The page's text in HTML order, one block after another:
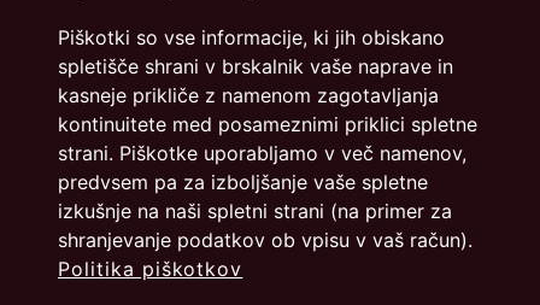
Piškotki so vse informacije, ki jih obiskano
spletišče shrani v brskalnik vaše naprave in
kasneje prikliče z namenom zagotavljanja
kontinuitete med posameznimi priklici spletne
strani. Piškotke uporabljamo v več namenov,
predvsem pa za izboljšanje vaše spletne
izkušnje na naši spletni strani (na primer za
shranjevanje podatkov ob vpisu v vaš račun).
Politika piškotkov
Politika zasebnosti Piškotki
info@dmslo.si
Društvo za marketing Slovenije - DMS | Dimičeva ulica 13 |
1000 Ljubljana
Načrtovanje in izvedba: Vareo